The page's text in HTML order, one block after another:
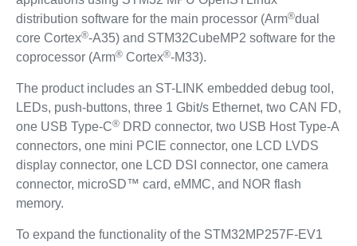
distribution software for the main processor (Arm®dual
core Cortex®‑A35) and STM32CubeMP2 software for the
coprocessor (Arm®Cortex®‑M33).
The product includes an ST-LINK embedded debug tool,
LEDs, push-buttons, three 1 Gbit/s Ethernet, two CAN FD,
one USB Type-C®DRD connector, two USB Host Type-A
connectors, one mini PCIE connector, one LCD LVDS
display connector, one LCD DSI connector, one camera
connector, microSD™ card, eMMC, and NOR flash
memory.
To expand the functionality of the STM32MP257F-EV1